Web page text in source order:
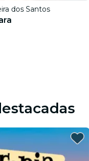
dos Santos